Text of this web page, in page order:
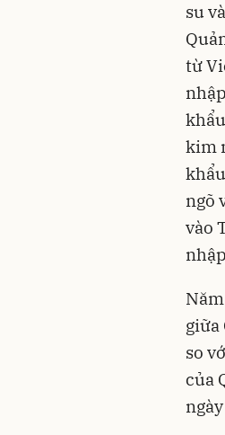
su
từ
kim
ngõ
vào
giữa
so
của